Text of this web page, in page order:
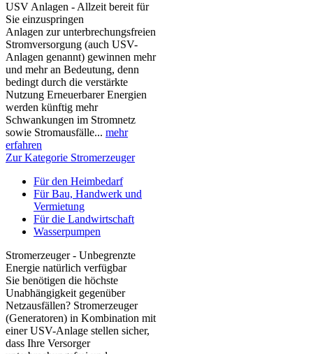
USV Anlagen - Allzeit bereit für
Sie einzuspringen
Anlagen zur unterbrechungsfreien
Stromversorgung (auch USV-
Anlagen genannt) gewinnen mehr
und mehr an Bedeutung, denn
bedingt durch die verstärkte
Nutzung Erneuerbarer Energien
werden künftig mehr
Schwankungen im Stromnetz
sowie Stromausfälle... mehr
erfahren
Zur Kategorie Stromerzeuger
Für den Heimbedarf
Für Bau, Handwerk und
Vermietung
Für die Landwirtschaft
Wasserpumpen
Stromerzeuger - Unbegrenzte
Energie natürlich verfügbar
Sie benötigen die höchste
Unabhängigkeit gegenüber
Netzausfällen? Stromerzeuger
(Generatoren) in Kombination mit
einer USV-Anlage stellen sicher,
dass Ihre Versorger